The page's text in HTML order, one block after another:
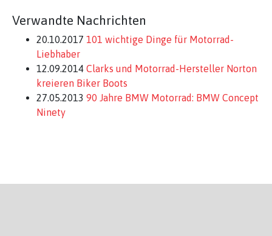
Verwandte Nachrichten
20.10.2017 101 wichtige Dinge für Motorrad-
Liebhaber
12.09.2014 Clarks und Motorrad-Hersteller Norton
kreieren Biker Boots
27.05.2013 90 Jahre BMW Motorrad: BMW Concept
Ninety